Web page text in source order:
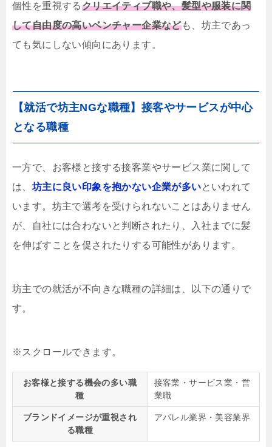
個性を重視するクリエイティブ職や、髪型や服装に関
して自由度の高いベンチャー企業なども、坊主であっ
ても気にしない傾向にあります。
【就活で坊主NGな職種】接客やサービスが中心
となる職種
一方で、お客様と接する接客業やサービス業に関して
は、 坊主に良い印象を抱かない企業が多いといわれて
います。坊主で選考を受けられないことはありません
が、自社には合わないと判断されたり、入社までに髪
を伸ばすことを促されたりする可能性があります。
坊主での就活が不向きな職種の詳細は、以下の通りで
す。
お客様と接する機会の多い職
種
接客業・サービス業・営
業職
ブランドイメージが重視され
る職種
アパレル業界・美容業界